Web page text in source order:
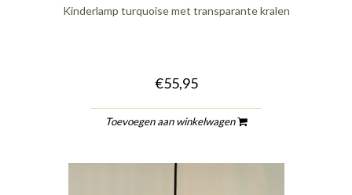
Kinderlamp turquoise met transparante kralen
€55,95
Toevoegen aan winkelwagen